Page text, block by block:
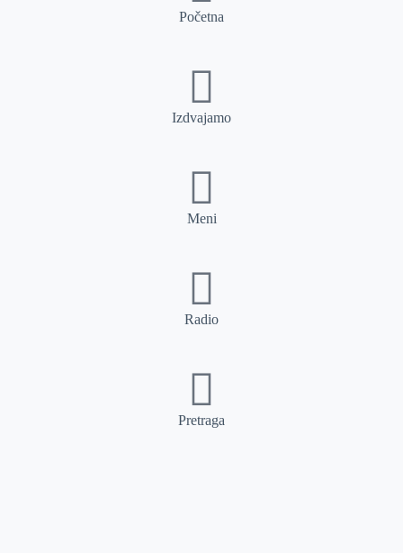
Početna
Izdvajamo
Meni
Radio
Pretraga